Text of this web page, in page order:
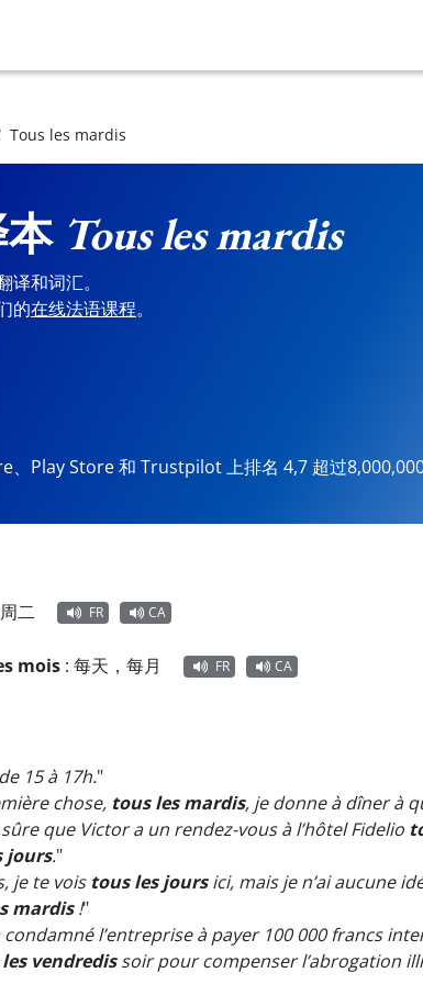
Tous les mardis
Tous les mardis
和词汇。
的在线法语课程。
、Play Store 和 Trustpilot 上排名 4,7 超过8,000,000
二 FR CA
mois : 每天，每月 FR CA
15 à 17h."
chose, tous les mardis, je donne à dîner à
que Victor a un rendez-vous à l’hôtel Fidelio
jours."
je te vois tous les joursici, mais je n’ai aucune
mardis!"
condamné l’entreprise à payer 100 000 francs
vendredissoir pour compenser l’abrogation